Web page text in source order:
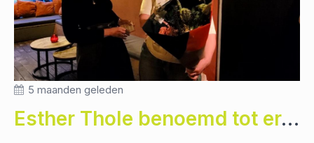
5 maanden geleden
Esther Thole benoemd tot erelid